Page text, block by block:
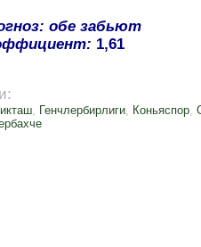
обе забьют
1,61
, Генчлербирлиги, Коньяспор,